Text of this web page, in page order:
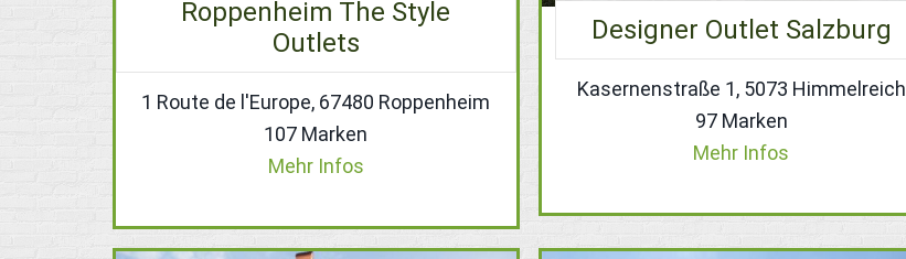
Roppenheim The Style
Outlets
1 Route de l'Europe, 67480 Roppenheim
107 Marken
Mehr Infos
Designer Outlet Salzburg
Kasernenstraße 1, 5073 Himmelreich
97 Marken
Mehr Infos